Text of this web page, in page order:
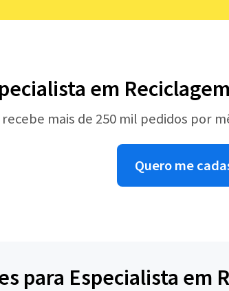
em
recebe mais de 250 mil pedidos por
Quero me
para Especialista em